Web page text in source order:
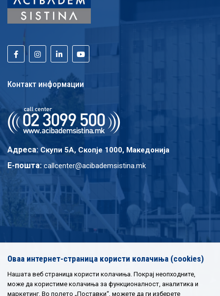
Контакт информации
Адреса: Скупи 5A, Скопје 1000, Македонија
E-пошта: callcenter@acibademsistina.mk
Оваа интернет-страница користи колачиња (cookies)
Нашата веб страница користи колачиња. Покрај неопходните,
може да користиме колачиња за функционалност, аналитика и
маркетинг. Во полето „Поставки“, можете да ги изберете